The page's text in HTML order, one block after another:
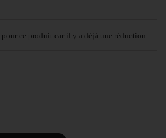
ce produit car il y a déjà une réduction.